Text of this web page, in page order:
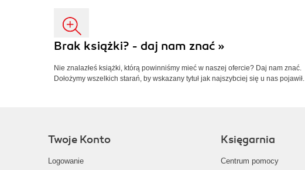
Brak książki? - daj nam znać »
Nie znalazłeś książki, którą powinniśmy mieć w naszej ofercie? Daj nam znać.
Dołożymy wszelkich starań, by wskazany tytuł jak najszybciej się u nas pojawił.
Twoje Konto
Logowanie
Księgarnia
Centrum pomocy